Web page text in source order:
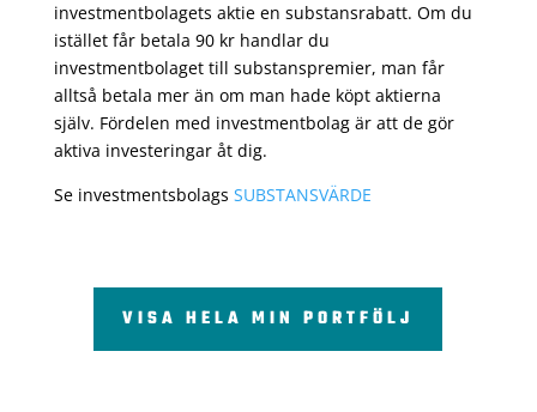
investmentbolagets aktie en substansrabatt. Om du
istället får betala 90 kr handlar du
investmentbolaget till substanspremier, man får
alltså betala mer än om man hade köpt aktierna
själv. Fördelen med investmentbolag är att de gör
aktiva investeringar åt dig.
Se investmentsbolags SUBSTANSVÄRDE
VISA HELA MIN PORTFÖLJ